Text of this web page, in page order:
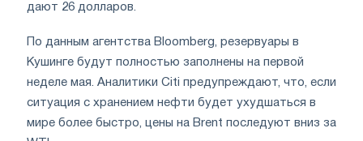
дают 26 долларов.
По данным агентства Bloomberg, резервуары в
Кушинге будут полностью заполнены на первой
неделе мая. Аналитики Citi предупреждают, что, если
ситуация с хранением нефти будет ухудшаться в
мире более быстро, цены на Brent последуют вниз за